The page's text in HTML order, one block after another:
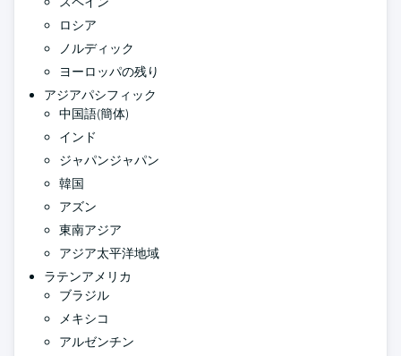
ロシア
ノルディック
ヨーロッパの残り
アジアパシフィック
中国語(簡体)
インド
ジャパンジャパン
韓国
アズン
東南アジア
アジア太平洋地域
ラテンアメリカ
ブラジル
メキシコ
アルゼンチン